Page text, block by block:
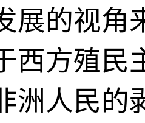
展的视角
西方殖民
洲人民的